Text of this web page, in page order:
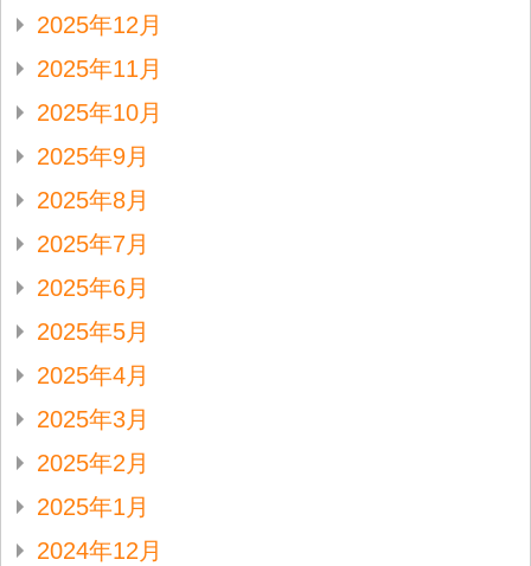
2025年12月
2025年11月
2025年10月
2025年9月
2025年8月
2025年7月
2025年6月
2025年5月
2025年4月
2025年3月
2025年2月
2025年1月
2024年12月